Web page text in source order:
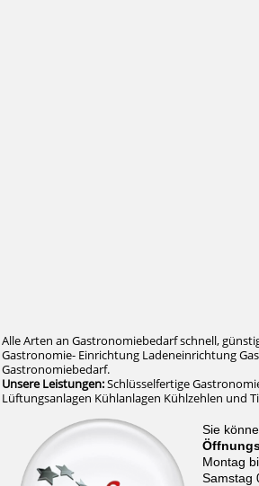
Alle Arten an Gastronomiebedarf schnell,
Gastronomie- Einrichtung Ladeneinrichtung
Gastronomiebedarf.
Unsere Leistungen:Schlüsselfertige
Lüftungsanlagen Kühlanlagen Kühlzehlen und
Sie
Montag
Samstag